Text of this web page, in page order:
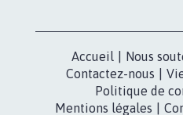
Accueil Nous
Contactez-nous
Politique de
Mentions légales